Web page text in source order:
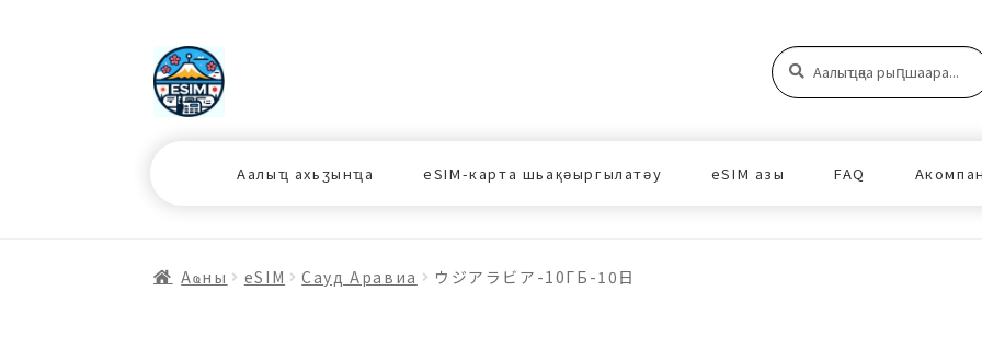
ナ
ビ
ゲ
ス
コ
ン
テ
プ
Аԥшаара:
Аԥшаара
Аалыҵ ахьӡынҵа eSIM-карта шьақәыргылатәу eSIM азы FAQ
Аҩны еSIM Сауд Аравиа ウジアラビア-10ГБ-10日